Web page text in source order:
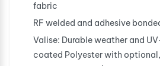
fabric
RF welded and adhesive
Valise: Durable weather and
coated Polyester with